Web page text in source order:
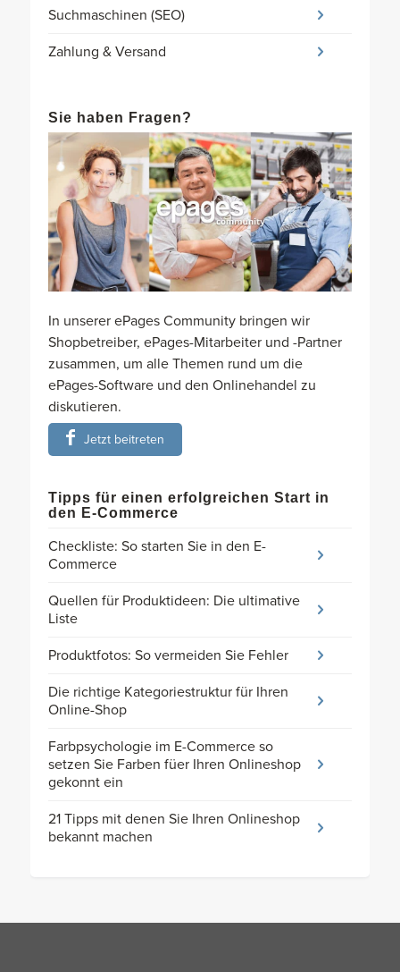
Suchmaschinen (SEO)
Zahlung & Versand
Sie haben Fragen?
In unserer ePages Community bringen wir
Shopbetreiber, ePages-Mitarbeiter und -Partner
zusammen, um alle Themen rund um die
ePages-Software und den Onlinehandel zu
diskutieren.
Jetzt beitreten
Tipps für einen erfolgreichen Start in
den E-Commerce
Checkliste: So starten Sie in den E-
Commerce
Quellen für Produktideen: Die ultimative
Liste
Produktfotos: So vermeiden Sie Fehler
Die richtige Kategoriestruktur für Ihren
Online-Shop
Farbpsychologie im E-Commerce so
setzen Sie Farben füer Ihren Onlineshop
gekonnt ein
21 Tipps mit denen Sie Ihren Onlineshop
bekannt machen